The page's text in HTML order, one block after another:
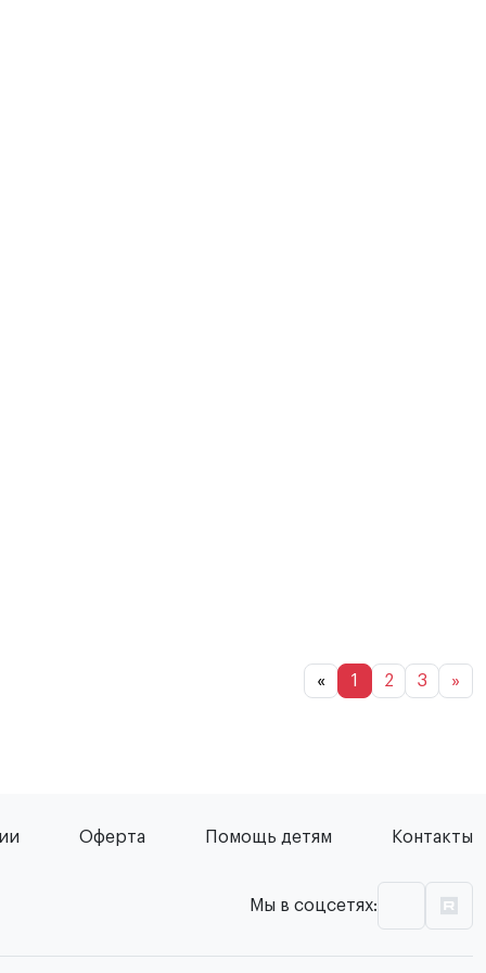
« 1 2 3 »
Оферта Помощь детям Контакты
Мы в соцсетях: